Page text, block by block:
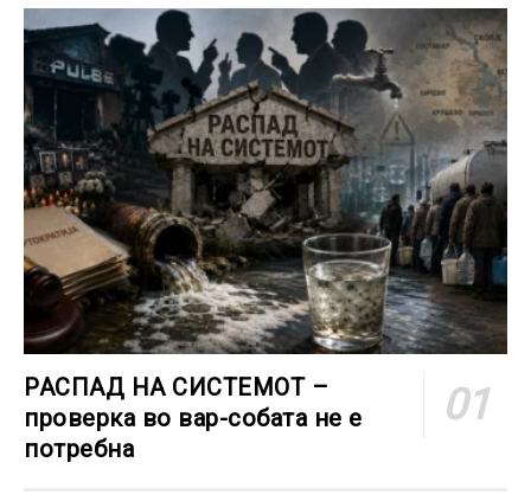
РАСПАД НА СИСТЕМОТ –
проверка во вар-собата не е
потребна